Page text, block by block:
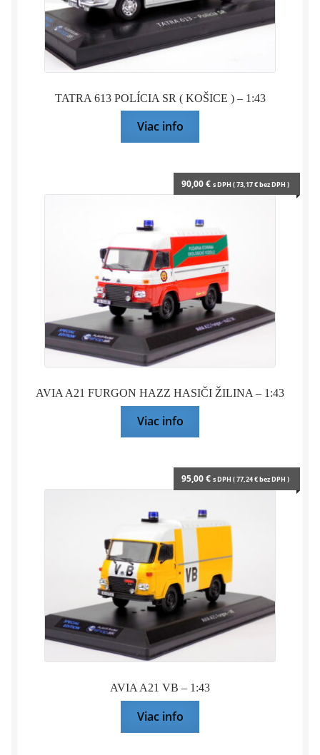
TATRA 613 POLÍCIA SR ( KOŠICE ) – 1:43
Viac info
AVIA A21 FURGON HAZZ HASIČI ŽILINA – 1:43
90,00€ s DPH (73,17€bez DPH )
Viac info
AVIA A21 VB – 1:43
95,00€ s DPH (77,24€bez DPH )
Viac info